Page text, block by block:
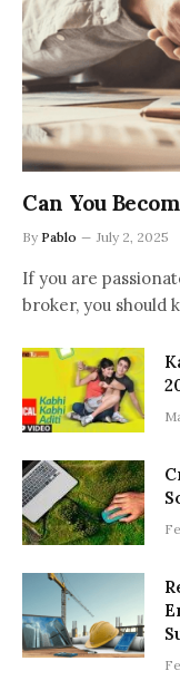
Can You
By Pablo July 2, 2025
If you are
broker, you should